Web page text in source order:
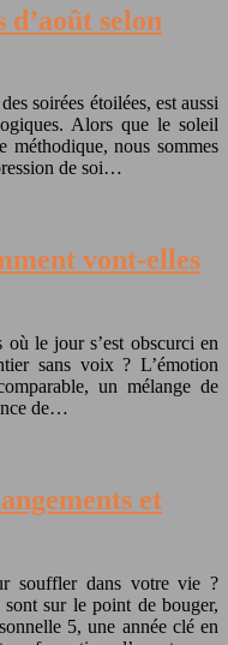
d’août selon
soirées étoilées, est aussi
Alors que le soleil
nous sommes
de soi…
vont-elles
le jour s’est obscurci en
sans voix ? L’émotion
un mélange de
de…
et
souffler dans votre vie ?
sur le point de bouger,
5, une année clé en